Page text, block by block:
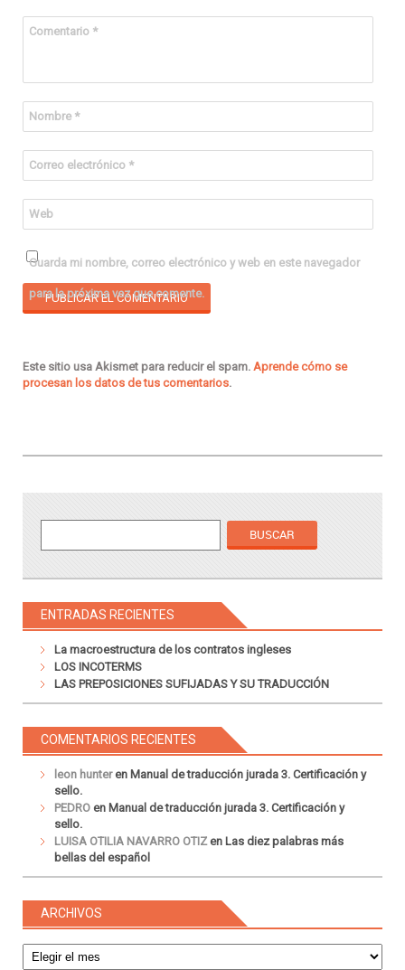
Comentario *
Nombre *
Correo electrónico *
Web
Guarda mi nombre, correo electrónico y web en este navegador
para la próxima vez que comente.
Este sitio usa Akismet para reducir el spam. Aprende cómo se
procesan los datos de tus comentarios.
ENTRADAS RECIENTES
La macroestructura de los contratos ingleses
LOS INCOTERMS
LAS PREPOSICIONES SUFIJADAS Y SU TRADUCCIÓN
COMENTARIOS RECIENTES
leon hunteren Manual de traducción jurada 3. Certificación y
sello.
PEDRO en Manual de traducción jurada 3. Certificación y
sello.
LUISA OTILIA NAVARRO OTIZ en Las diez palabras más
bellas del español
ARCHIVOS